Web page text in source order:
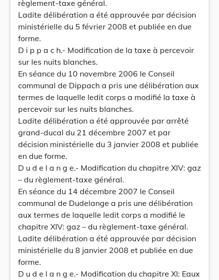
règlement-taxe général.
Ladite délibération a été approuvée par décision
ministérielle du 5 février 2008 et publiée en due
forme.
D i p p a c h.- Modification de la taxe à percevoir
sur les nuits blanches.
En séance du 10 novembre 2006 le Conseil
communal de Dippach a pris une délibération aux
termes de laquelle ledit corps a modifié la taxe à
percevoir sur les nuits blanches.
Ladite délibération a été approuvée par arrêté
grand-ducal du 21 décembre 2007 et par
décision ministérielle du 3 janvier 2008 et publiée
en due forme.
D u d e l a n g e.- Modification du chapitre XIV: gaz
– du règlement-taxe général.
En séance du 14 décembre 2007 le Conseil
communal de Dudelange a pris une délibération
aux termes de laquelle ledit corps a modifié le
chapitre XIV: gaz – du règlement-taxe général.
Ladite délibération a été approuvée par décision
ministérielle du 8 janvier 2008 et publiée en due
forme.
D u d e l a n g e.- Modification du chapitre XI: Eaux